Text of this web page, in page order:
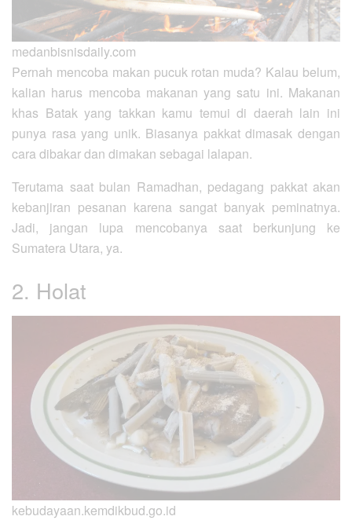
medanbisnisdaily.com
Pernah mencoba makan pucuk rotan muda? Kalau belum,
kalian harus mencoba makanan yang satu ini. Makanan
khas Batak yang takkan kamu temui di daerah lain ini
punya rasa yang unik. Biasanya pakkat dimasak dengan
cara dibakar dan dimakan sebagai lalapan.
Terutama saat bulan Ramadhan, pedagang pakkat akan
kebanjiran pesanan karena sangat banyak peminatnya.
Jadi, jangan lupa mencobanya saat berkunjung ke
Sumatera Utara, ya.
2. Holat
kebudayaan.kemdikbud.go.id